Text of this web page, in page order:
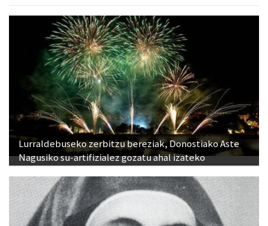
Lurraldebuseko zerbitzu bereziak, Donostiako Aste
Nagusiko su-artifizialez gozatu ahal izateko